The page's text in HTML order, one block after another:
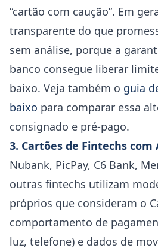
“cartão com caução”. Em
transparente do que
sem análise, porque a
banco consegue liberar
baixo. Veja também o guia
baixo para comparar essa
consignado e pré-pago.
3. Cartões de Fintechs
Nubank, PicPay, C6 Bank,
outras fintechs utilizam
próprios que consideram o
comportamento de
luz, telefone) e dados de